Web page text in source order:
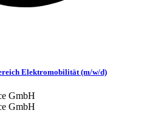
Elektromobilität (m/w/d)
GmbH
GmbH